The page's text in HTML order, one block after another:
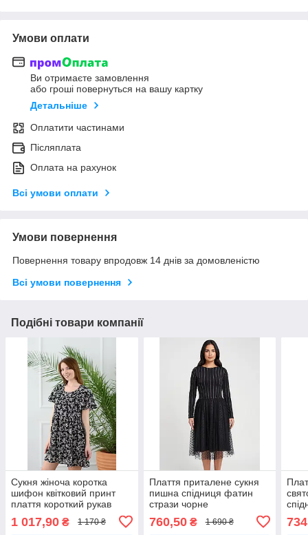
Умови оплати
Ви отримаєте замовлення
або гроші повернуться на вашу картку
Детальніше
Оплатити частинами
Післяплата
Оплата на рахунок
Всі умови оплати
Умови повернення
Повернення товару впродовж 14 днів за домовленістю
Всі умови повернення
Подібні товари компанії
Сукня жіноча коротка
шифон квітковий принт
плаття короткий рукав
1 017,90 ₴ 1 170 ₴
Плаття приталене сукня
пишна спідниця фатин
стрази чорне
760,50₴ 1 690 ₴